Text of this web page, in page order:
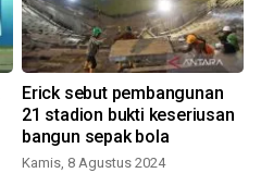
Erick sebut pembangunan
21 stadion bukti keseriusan
bangun sepak bola
Kamis, 8 Agustus 2024